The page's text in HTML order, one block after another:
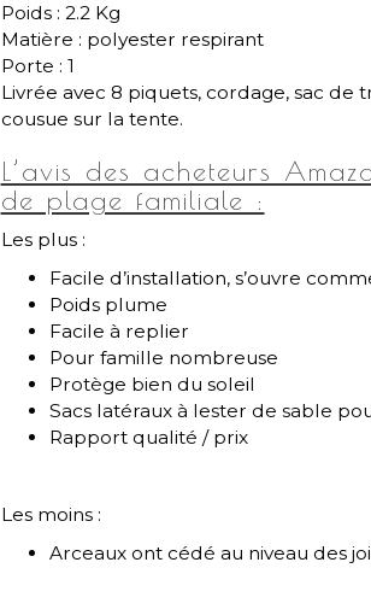
Poids : 2.2 Kg
Matière : polyester respirant
Porte : 1
Livrée avec 8 piquets, cordage, sac de
cousue sur la tente.
L’avis des acheteurs
de plage familiale :
Les plus :
Facile d’installation, s’ouvre
Poids plume
Facile à replier
Pour famille nombreuse
Protège bien du soleil
Sacs latéraux à lester de sable
Rapport qualité / prix
Les moins :
Arceaux ont cédé au niveau des